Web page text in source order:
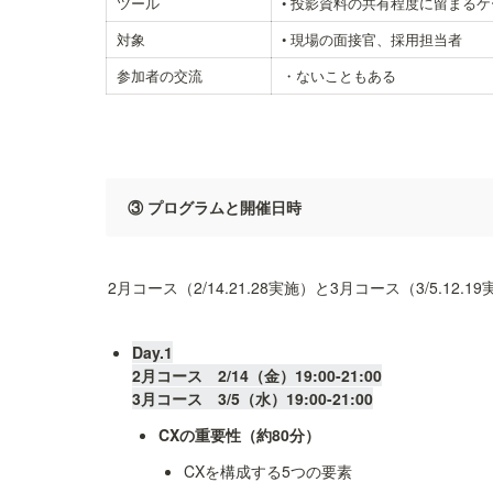
対象
• 現場の面接官、採用担当者
参加者の交流
・ないこともある
③ プログラムと開催日時
2月コース（2/14.21.28実施）と3月コース（3/5.12.19
Day.1
2月コース　2/14（金）19:00-21:00
3月コース　3/5（水）19:00-21:00
CXの重要性（約80分）
CXを構成する5つの要素